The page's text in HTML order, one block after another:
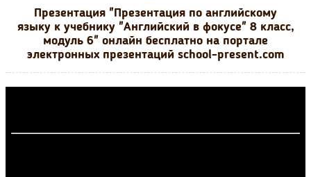
Презентация "Презентация по английскому
языку к учебнику "Английский в фокусе" 8 класс,
модуль 6" онлайн бесплатно на портале
электронных презентаций school-present.com